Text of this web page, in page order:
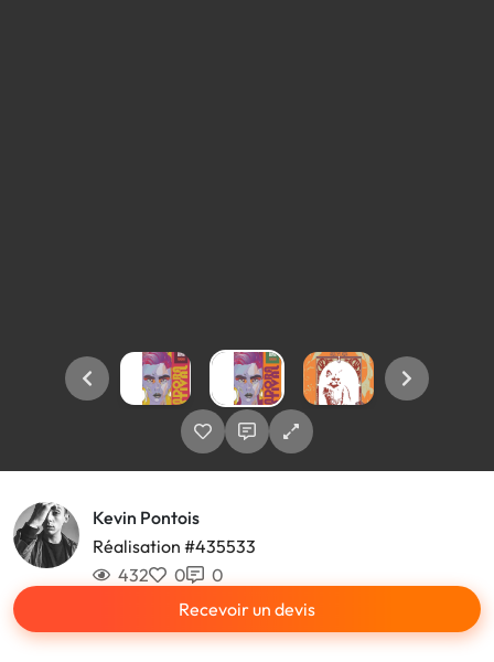
Kevin Pontois
Réalisation #435533
432
0
0
Recevoir un devis